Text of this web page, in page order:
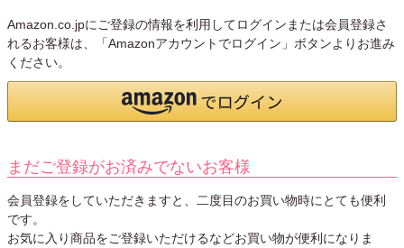
Amazon.co.jpにご登録の情報を利用してログインまたは会員登録さ
れるお客様は、「Amazonアカウントでログイン」ボタンよりお進み
ください。
まだご登録がお済みでないお客様
会員登録をしていただきますと、二度目のお買い物時にとても便利
です。
お気に入り商品をご登録いただけるなどお買い物が便利になりま